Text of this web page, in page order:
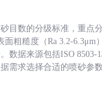
目数的分级标准，重点
面粗糙度（Ra 3.2-6.3μm
数据来源包括ISO 8503-
需求选择合适的喷砂参数